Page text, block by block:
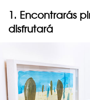
1. Encontrarás
disfrutará